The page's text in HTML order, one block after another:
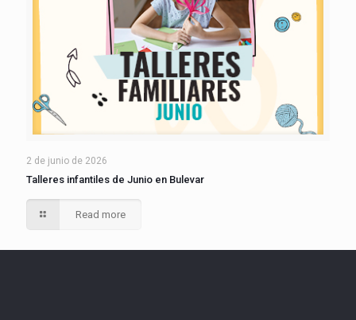
2 de junio de 2026
Talleres infantiles de Junio en Bulevar
Read more